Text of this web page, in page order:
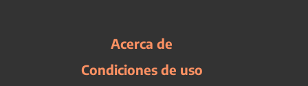
Acerca de
Condiciones de uso